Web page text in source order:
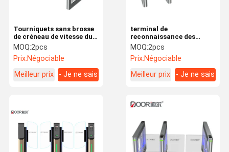
terminal de
reconnaissance des
visages de tourniquet de
créneau de vitesse de 30w
IP55
MOQ:2pcs
Prix:Négociable
Meilleur prix
- Je ne sais
Tourniquets sans brosse
de créneau de vitesse du
moteur 60w IP55 SUS304
MOQ:2pcs
Prix:Négociable
Meilleur prix
- Je ne sais